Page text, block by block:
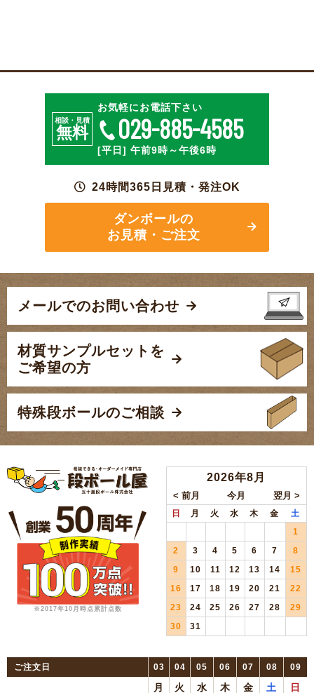
相談・見積
無料
お気軽にお電話下さい
029-885-4585
[平日] 午前9時～午後6時
24時間365日見積・発注OK
ダンボールの
お見積・ご注文
メールでのお問い合わせ
材質サンプルセットを
ご希望の方
特殊段ボールのご相談
※2017年10月時点累計点数
2026年8月
日 月 火 水 木 金
土
1
2
3 4 5 6 7
8
9
10 11 12 13 14
15
16
17 18 19 20 21
22
23
24 25 26 27 28
29
30
31
ご注文日 03 04 05 06 07 08 09
月 火 水 木 金 土 日